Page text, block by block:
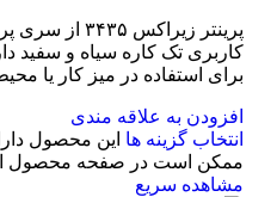
پرینتر
کاربری تک کاره سیاه و سفید
برای استفاده در میز کار یا
افزودن به علاقه مندی
انتخاب گزینه ها این محصول
ممکن است در صفحه محصول
مشاهده سریع